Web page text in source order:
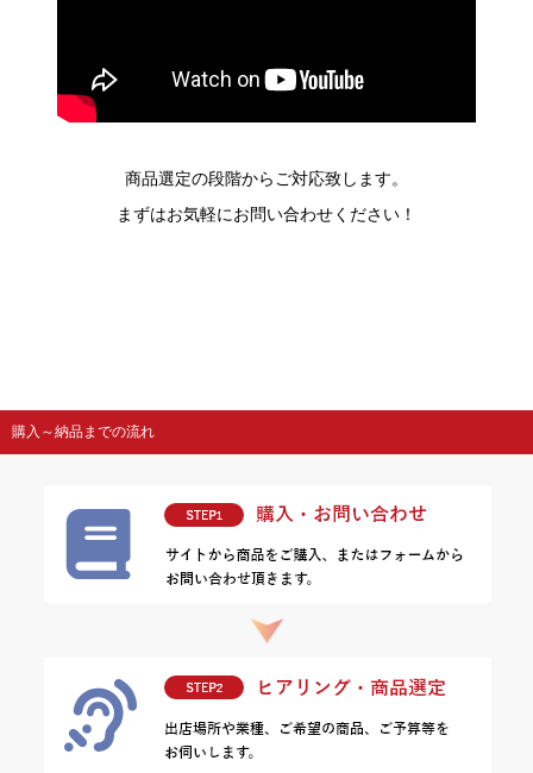
商品選定の段階からご対応致します。
まずはお気軽にお問い合わせください！
購入～納品までの流れ